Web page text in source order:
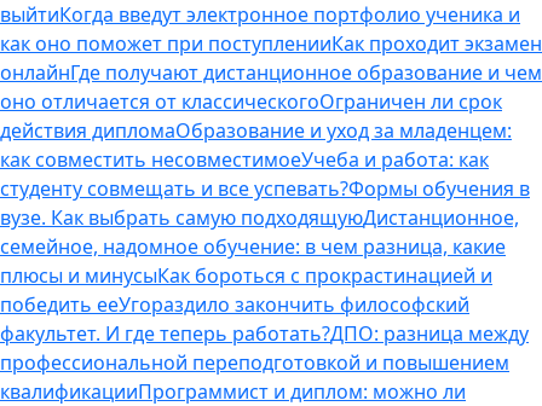
выйтиКогда введут электронное портфолио ученика и
как оно поможет при поступленииКак проходит экзамен
онлайнГде получают дистанционное образование и чем
оно отличается от классическогоОграничен ли срок
действия дипломаОбразование и уход за младенцем:
как совместить несовместимоеУчеба и работа: как
студенту совмещать и все успевать?Формы обучения в
вузе. Как выбрать самую подходящуюДистанционное,
семейное, надомное обучение: в чем разница, какие
плюсы и минусыКак бороться с прокрастинацией и
победить ееУгораздило закончить философский
факультет. И где теперь работать?ДПО: разница между
профессиональной переподготовкой и повышением
квалификацииПрограммист и диплом: можно ли